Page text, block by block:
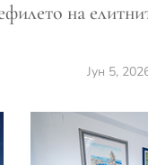
на
Јун 5,